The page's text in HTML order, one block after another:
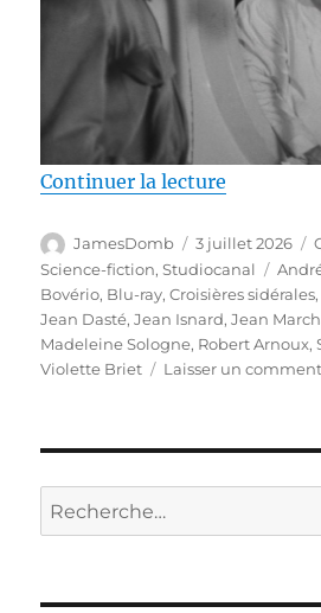
Continuer la lecture
Auteur
JamesDomb
Publié
le
3 juillet 2026
Science-fiction,Studiocanal
Bovério, Blu-ray,Croisières sidérales
Jean Dasté,Jean Isnard,Jean
Madeleine Sologne, Robert Arnoux,
Violette Briet
Laisser un
Recherche
pour :